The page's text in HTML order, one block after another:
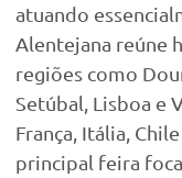
atuando
Alentejana reúne
regiões como
Setúbal, Lisboa e
França, Itália,
principal feira